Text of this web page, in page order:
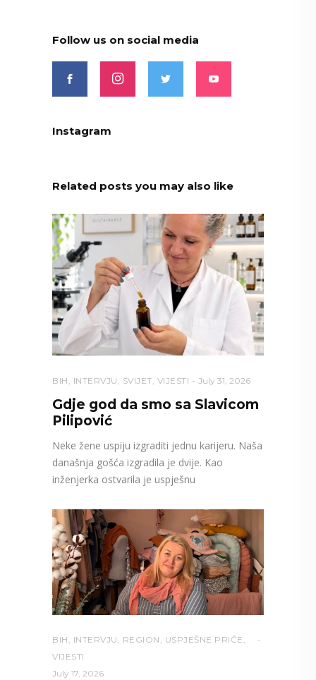
Follow us on social media
Instagram
Related posts you may also like
BIH , INTERVJU , SVIJET, VIJESTI July 31, 2026
Gdje god da smo sa Slavicom
Pilipović
Neke žene uspiju izgraditi jednu karijeru. Naša
današnja gošća izgradila je dvije. Kao
inženjerka ostvarila je uspješnu
BIH , INTERVJU , REGION , USPJEŠNE PRIČE ,
VIJESTI
July 17, 2026